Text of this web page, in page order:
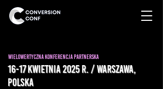
WIELOWERTYCZNA KONFERENCJA PARTNERSKA
16-17 kwietnia 2025 r. / WARSZAWA,
POLSKA